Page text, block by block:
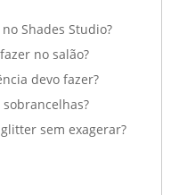
Shades Studio?
no salão?
devo fazer?
sem exagerar?